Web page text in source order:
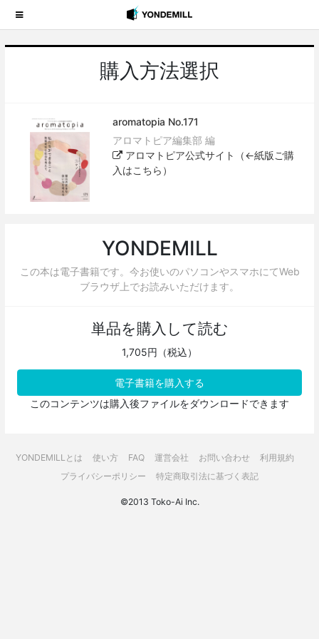
購入方法選択
aromatopia No.171
アロマトピア編集部 編
アロマトピア公式サイト（←紙版ご購
入はこちら）
YONDEMILL
この本は電子書籍です。今お使いのパソコンやスマホにてWeb
ブラウザ上でお読みいただけます。
単品を購入して読む
1,705円（税込）
電子書籍を購入する
このコンテンツは購入後ファイルをダウンロードできます
YONDEMILLとは 使い方 FAQ 運営会社 お問い合わせ
利用規約
プライバシーポリシー
特定商取引法に基づく表記
©2013 Toko-Ai Inc.